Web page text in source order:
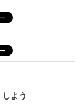
しよう